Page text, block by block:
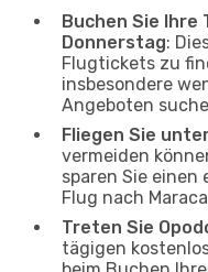
Buchen Sie Ihre
Donnerstag:
Flugtickets zu
insbesondere
Angeboten
Fliegen Sie
vermeiden
sparen Sie
Flug nach
Treten Sie
tägigen